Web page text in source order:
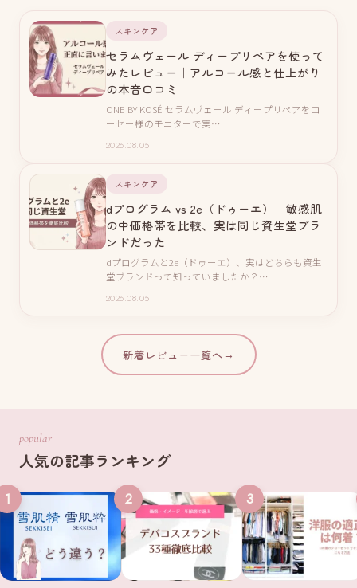
スキンケア
セラムヴェール ディープリペアを使って
みたレビュー｜アルコール感と仕上がり
の本音口コミ
ONE BY KOSÉ セラムヴェール ディープリペアをコ
ーセー様のモニターで実…
2026.08.05
スキンケア
dプログラム vs 2e（ドゥーエ）｜敏感肌
の中価格帯を比較、実は同じ資生堂ブラ
ンドだった
dプログラムと2e（ドゥーエ）、実はどちらも資生
堂ブランドって知っていましたか？…
2026.08.05
新着レビュー一覧へ →
popular
人気の記事ランキング
1 2 3